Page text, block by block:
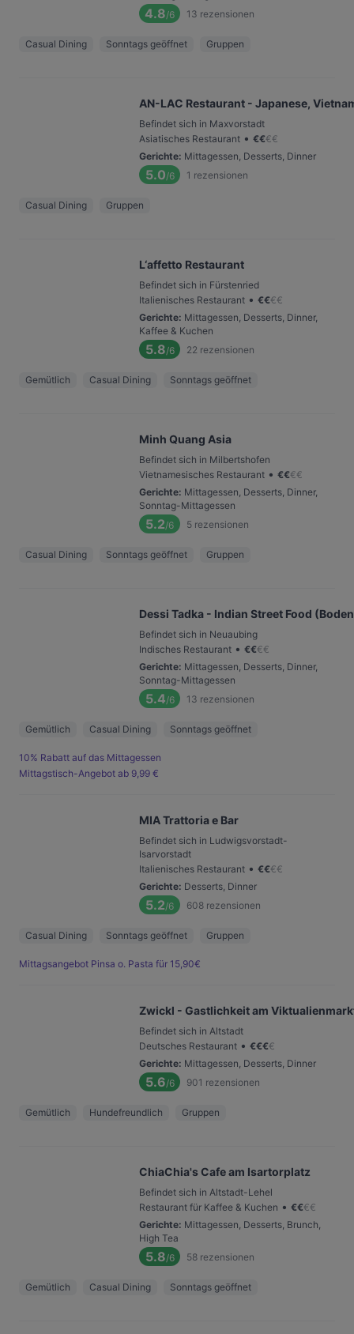
4.8/6 13 rezensionen
Casual Dining Sonntags geöffnet Gruppen
AN-LAC Restaurant - Japanese,
Befindet sich in Maxvorstadt
Asiatisches Restaurant • €€€€
Gerichte: Mittagessen, Desserts, Dinner
5.0/6 1 rezensionen
Casual Dining Gruppen
L‘affetto Restaurant
Befindet sich in Fürstenried
Italienisches Restaurant • €€€€
Gerichte: Mittagessen, Desserts, Dinner,
Kaffee & Kuchen
5.8/6 22 rezensionen
Gemütlich Casual Dining Sonntags geöffnet
Minh Quang Asia
Befindet sich in Milbertshofen
Vietnamesisches Restaurant • €€€€
Gerichte: Mittagessen, Desserts, Dinner,
Sonntag-Mittagessen
5.2/6 5 rezensionen
Casual Dining Sonntags geöffnet Gruppen
Dessi Tadka - Indian Street Food
Befindet sich in Neuaubing
Indisches Restaurant • €€€€
Gerichte: Mittagessen, Desserts, Dinner,
Sonntag-Mittagessen
5.4/6 13 rezensionen
Gemütlich Casual Dining Sonntags geöffnet
10% Rabatt auf das Mittagessen
Mittagstisch-Angebot ab 9,99 €
MIA Trattoria e Bar
Befindet sich in Ludwigsvorstadt-
Isarvorstadt
Italienisches Restaurant • €€€€
Gerichte: Desserts, Dinner
5.2/6 608 rezensionen
Casual Dining Sonntags geöffnet Gruppen
Mittagsangebot Pinsa o. Pasta für 15,90€
Zwickl - Gastlichkeit am
Befindet sich in Altstadt
Deutsches Restaurant • €€€€
Gerichte: Mittagessen, Desserts, Dinner
5.6/6 901 rezensionen
Gemütlich Hundefreundlich Gruppen
ChiaChia's Cafe am Isartorplatz
Befindet sich in Altstadt-Lehel
Restaurant für Kaffee & Kuchen • €€€€
Gerichte: Mittagessen, Desserts, Brunch,
High Tea
5.8/6 58 rezensionen
Gemütlich Casual Dining Sonntags geöffnet